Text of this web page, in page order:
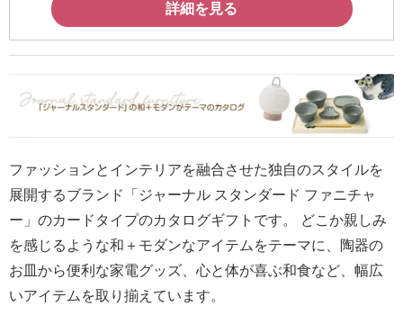
電
報-
集
人
会
員
向
け
サ
詳細を見る
ファッションとインテリアを融合させた独自のスタイルを
展開するブランド「ジャーナル スタンダード ファニチャ
ー」のカードタイプのカタログギフトです。 どこか親しみ
を感じるような和＋モダンなアイテムをテーマに、陶器の
お皿から便利な家電グッズ、心と体が喜ぶ和食など、幅広
いアイテムを取り揃えています。